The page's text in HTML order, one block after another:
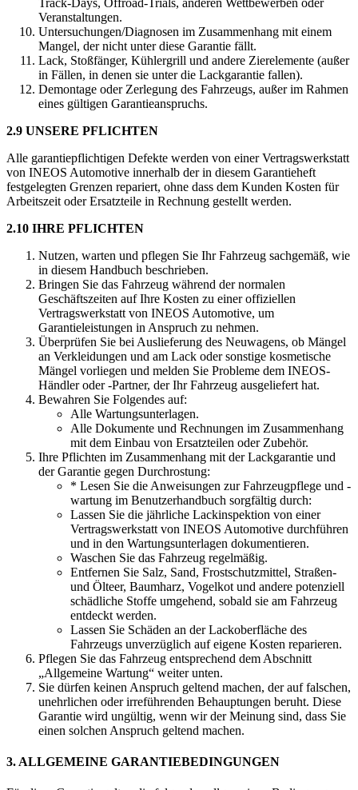
Veranstaltungen.
Untersuchungen/Diagnosen im Zusammenhang mit einem
Mangel, der nicht unter diese Garantie fällt.
Lack, Stoßfänger, Kühlergrill und andere Zierelemente (außer
in Fällen, in denen sie unter die Lackgarantie fallen).
Demontage oder Zerlegung des Fahrzeugs, außer im Rahmen
eines gültigen Garantieanspruchs.
2.9 UNSERE PFLICHTEN
Alle garantiepflichtigen Defekte werden von einer Vertragswerkstatt
von INEOS Automotive innerhalb der in diesem Garantieheft
festgelegten Grenzen repariert, ohne dass dem Kunden Kosten für
Arbeitszeit oder Ersatzteile in Rechnung gestellt werden.
2.10 IHRE PFLICHTEN
Nutzen, warten und pflegen Sie Ihr Fahrzeug sachgemäß, wie
in diesem Handbuch beschrieben.
Bringen Sie das Fahrzeug während der normalen
Geschäftszeiten auf Ihre Kosten zu einer offiziellen
Vertragswerkstatt von INEOS Automotive, um
Garantieleistungen in Anspruch zu nehmen.
Überprüfen Sie bei Auslieferung des Neuwagens, ob Mängel
an Verkleidungen und am Lack oder sonstige kosmetische
Mängel vorliegen und melden Sie Probleme dem INEOS-
Händler oder -Partner, der Ihr Fahrzeug ausgeliefert hat.
Bewahren Sie Folgendes auf:
Alle Wartungsunterlagen.
Alle Dokumente und Rechnungen im Zusammenhang
mit dem Einbau von Ersatzteilen oder Zubehör.
Ihre Pflichten im Zusammenhang mit der Lackgarantie und
der Garantie gegen Durchrostung:
* Lesen Sie die Anweisungen zur Fahrzeugpflege und -
wartung im Benutzerhandbuch sorgfältig durch:
Lassen Sie die jährliche Lackinspektion von einer
Vertragswerkstatt von INEOS Automotive durchführen
und in den Wartungsunterlagen dokumentieren.
Waschen Sie das Fahrzeug regelmäßig.
Entfernen Sie Salz, Sand, Frostschutzmittel, Straßen-
und Ölteer, Baumharz, Vogelkot und andere potenziell
schädliche Stoffe umgehend, sobald sie am Fahrzeug
entdeckt werden.
Lassen Sie Schäden an der Lackoberfläche des
Fahrzeugs unverzüglich auf eigene Kosten reparieren.
Pflegen Sie das Fahrzeug entsprechend dem Abschnitt
„Allgemeine Wartung“ weiter unten.
Sie dürfen keinen Anspruch geltend machen, der auf falschen,
unehrlichen oder irreführenden Behauptungen beruht. Diese
Garantie wird ungültig, wenn wir der Meinung sind, dass Sie
einen solchen Anspruch geltend machen.
3. ALLGEMEINE GARANTIEBEDINGUNGEN